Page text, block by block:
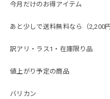
今月だけのお得アイテム
あと少しで送料無料なら（2,200
訳アリ・ラス1・在庫限り品
値上がり予定の商品
バリカン